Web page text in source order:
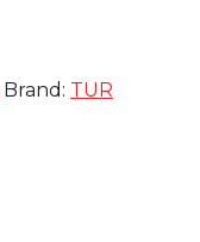
Brand: TUR